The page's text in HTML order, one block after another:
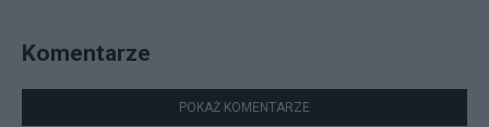
Komentarze
POKAŻ KOMENTARZE